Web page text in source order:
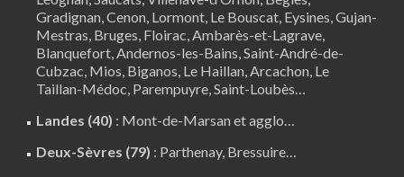
Gradignan,Cenon, Lormont, Le Bouscat, Eysines, Gujan-
Mestras, Bruges, Floirac,Ambarès-et-Lagrave,
Blanquefort,Andernos-les-Bains, Saint-André-de-
Cubzac, Mios, Biganos, Le Haillan,Arcachon, Le
Taillan-Médoc, Parempuyre,Saint-Loubès…
Landes (40) : Mont-de-Marsan et agglo…
Deux-Sèvres (79) : Parthenay, Bressuire…